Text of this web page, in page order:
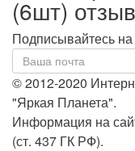
(6шт)
Подписывайтесь
© 2012-2020
"Яркая Планета".
Информация на
(ст. 437 ГК РФ).